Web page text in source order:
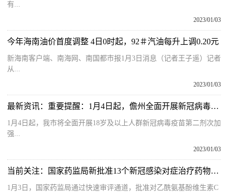
有...
2023/01/03
今年海南油价首度调整 4日0时起，92＃汽油每升上调0.20元
新海南客户端、南海网、南国都市报1月3日消息（记者王子遥）记者
从...
2023/01/03
最新资讯：重要提醒：1月4日起，儋州全面开展新冠病毒疫苗“第四针”接种
1月4日起，我市将全面开展18岁及以上人群新冠病毒疫苗第二剂次加
强...
2023/01/03
当前关注：国家药监局新批准13个新冠感染对症治疗药物上市，海南两药企入选
1月3日，国家药监局通过快速审评通道，批准对乙酰氨基酚维生素C